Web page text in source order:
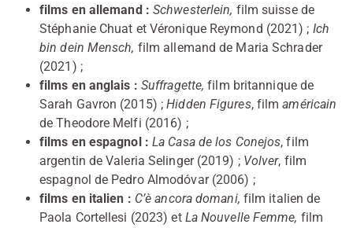
films en allemand : Schwesterlein, film suisse de
Stéphanie Chuat et Véronique Reymond (2021) ; Ich
bin dein Mensch, film allemand de Maria Schrader
(2021) ;
films en anglais : Suffragette,film britannique de
Sarah Gavron (2015) ;Hidden Figures, filmaméricain
de Theodore Melfi (2016) ;
films en espagnol : La Casa de los Conejos, film
argentin de Valeria Selinger (2019) ; Volver, film
espagnol de Pedro Almodóvar (2006) ;
films en italien : C’è ancora domani, film italien de
Paola Cortellesi (2023) et La Nouvelle Femme, film